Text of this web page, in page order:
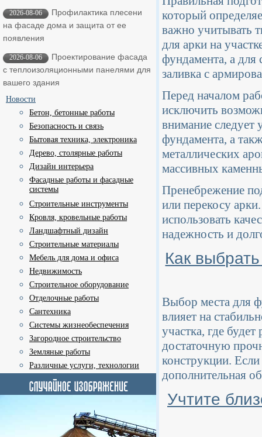
2026-08-06
Профилактика плесени
на фасаде дома и защита от ее
появления
2026-08-06
Проектирование фасада
с теплоизоляционными панелями для
вашего здания
Новости
Бетон, бетонные работы
Безопасность и связь
Бытовая техника, электроника
Дерево, столярные работы
Дизайн интерьера
Фасадные работы и фасадные
системы
Строительные инструменты
Кровля, кровельные работы
Ландшафтный дизайн
Строительные материалы
Мебель для дома и офиса
Недвижимость
Строительное оборудование
Отделочные работы
Сантехника
Системы жизнеобеспечения
Загородное строительство
Земляные работы
Различные услуги, технологии
который
важно учитывать
для арки на
фундамента, а для
заливка с
Перед началом
исключить
внимание
фундамента, а
металлических
массивных
Пренебрежение
или перекосу
использовать
надежность и
Как
Выбор места для
влияет на
участка, где
достаточную
конструкции.
дополнительная
Учтите